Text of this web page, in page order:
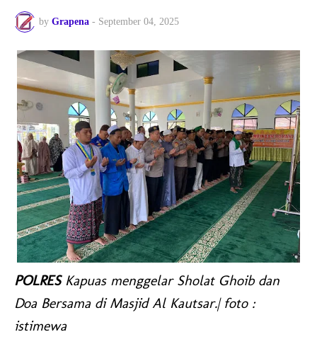
by Grapena - September 04, 2025
POLRESKapuas menggelar Sholat Ghoib dan
Doa Bersama di Masjid Al Kautsar.| foto :
istimewa